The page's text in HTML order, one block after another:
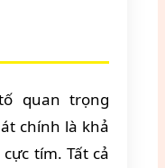
quan trọng
chính là khả
tím. Tất cả